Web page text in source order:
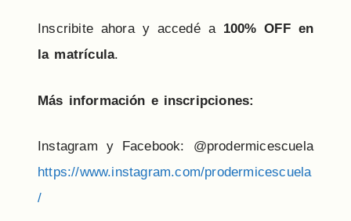
Inscribite ahora y accedé a 100% OFF en
la matrícula.
Más información e inscripciones:
Instagram y Facebook: @prodermicescuela
https://www.instagram.com/prodermicescuela
/